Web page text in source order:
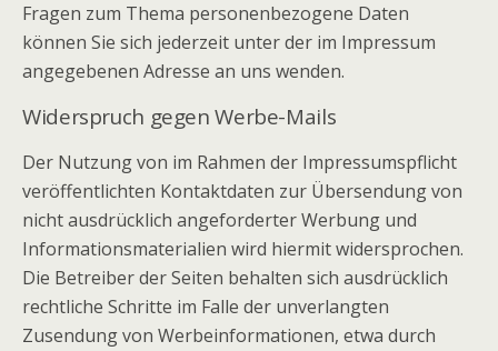
Fragen zum Thema personenbezogene Daten
können Sie sich jederzeit unter der im Impressum
angegebenen Adresse an uns wenden.
Widerspruch gegen Werbe-Mails
Der Nutzung von im Rahmen der Impressumspflicht
veröffentlichten Kontaktdaten zur Übersendung von
nicht ausdrücklich angeforderter Werbung und
Informationsmaterialien wird hiermit widersprochen.
Die Betreiber der Seiten behalten sich ausdrücklich
rechtliche Schritte im Falle der unverlangten
Zusendung von Werbeinformationen, etwa durch